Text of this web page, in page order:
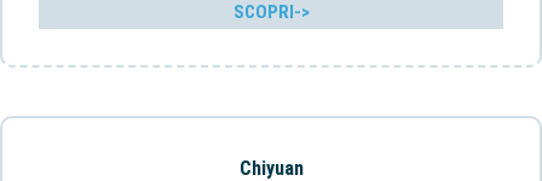
SCOPRI->
Chiyuan